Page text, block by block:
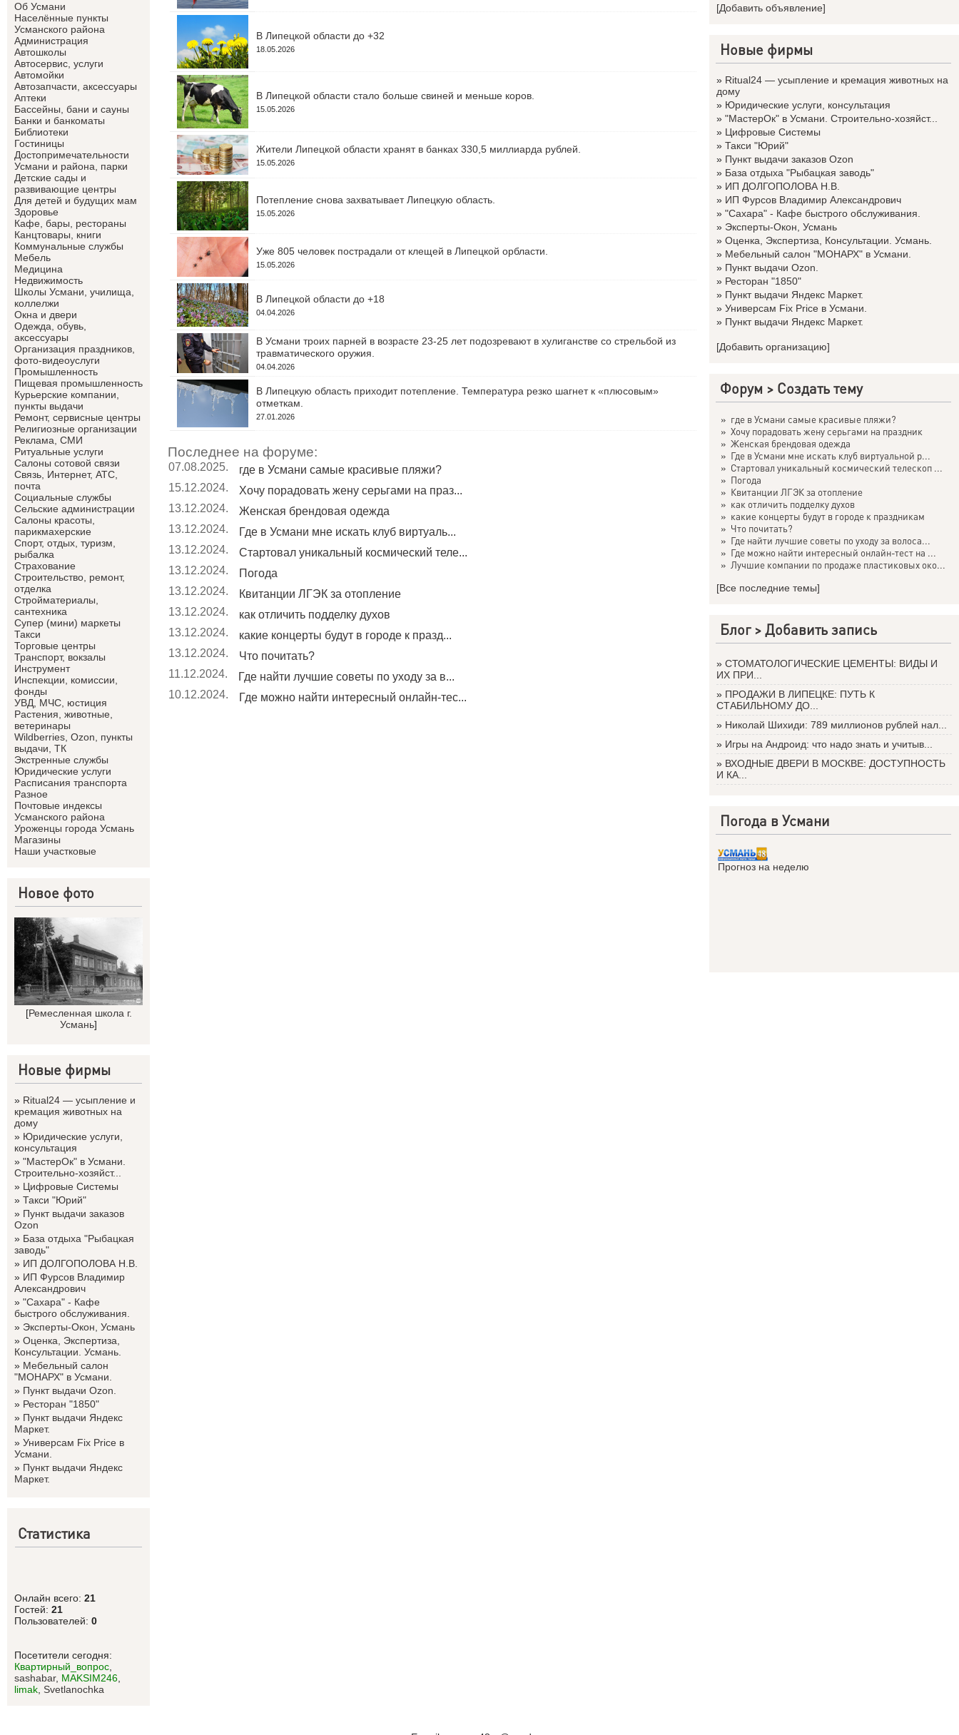
Об Усмани
Населённые пункты
Усманского района
Администрация
Автошколы
Автосервис, услуги
Автомойки
Автозапчасти, аксессуары
Аптеки
Бассейны, бани и сауны
Банки и банкоматы
Библиотеки
Гостиницы
Достопримечательности
Усмани и района, парки
Детские сады и
развивающие центры
Для детей и будущих мам
Здоровье
Кафе, бары, рестораны
Канцтовары, книги
Коммунальные службы
Мебель
Медицина
Недвижимость
Школы Усмани, училища,
коллелжи
Окна и двери
Одежда, обувь,
аксессуары
Организация праздников,
фото-видеоуслуги
Промышленность
Пищевая промышленность
Курьерские компании,
пункты выдачи
Ремонт, сервисные центры
Религиозные организации
Реклама, СМИ
Ритуальные услуги
Салоны сотовой связи
Связь, Интернет, АТС,
почта
Социальные службы
Сельские администрации
Салоны красоты,
парикмахерские
Спорт, отдых, туризм,
рыбалка
Страхование
Строительство, ремонт,
отделка
Cтройматериалы,
сантехника
Супер (мини) маркеты
Такси
Торговые центры
Транспорт, вокзалы
Инструмент
Инспекции, комиссии,
фонды
УВД, МЧС, юстиция
Растения, животные,
ветеринары
Wildberries, Ozon, пункты
выдачи, ТК
Экстренные службы
Юридические услуги
Расписания транспорта
Разное
Почтовые индексы
Усманского района
Уроженцы города Усмань
Магазины
Наши участковые
Новое фото
[Ремесленная школа г.
Усмань]
Новые фирмы
» Ritual24 — усыпление и
кремация животных на
дому
» Юридические услуги,
консультация
» "МастерОк" в Усмани.
Строительно-хозяйст...
» Цифровые Системы
» Такси "Юрий"
» Пункт выдачи заказов
Ozon
» База отдыха "Рыбацкая
заводь"
» ИП ДОЛГОПОЛОВА Н.В.
» ИП Фурсов Владимир
Александрович
» "Сахара" - Кафе
быстрого обслуживания.
» Эксперты-Окон, Усмань
» Оценка, Экспертиза,
Консультации. Усмань.
» Мебельный салон
"МОНАРХ" в Усмани.
» Пункт выдачи Ozon.
» Ресторан "1850"
» Пункт выдачи Яндекс
Маркет.
» Универсам Fix Price в
Усмани.
» Пункт выдачи Яндекс
Маркет.
Статистика
Онлайн всего: 21
Гостей: 21
Пользователей: 0
Посетители сегодня:
Квартирный_вопрос
sashabar, MAKSIM246
limak Svetlanоchka
В Липецкой области до +32
18.05.2026
В Липецкой области стало больше свиней и меньше коров.
15.05.2026
Жители Липецкой области хранят в банках 330,5 миллиарда рублей.
15.05.2026
Потепление снова захватывает Липецкую область.
15.05.2026
Уже 805 человек пострадали от клещей в Липецкой орбласти.
15.05.2026
В Липецкой области до +18
04.04.2026
В Усмани троих парней в возрасте 23-25 лет подозревают в хулиганстве со стрельбой из
травматического оружия.
04.04.2026
В Липецкую область приходит потепление. Температура резко шагнет к «плюсовым»
отметкам.
27.01.2026
Последнее на форуме:
07.08.2025.
где в Усмани самые красивые пляжи?
15.12.2024.
Хочу порадовать жену серьгами на праз...
13.12.2024.
Женская брендовая одежда
13.12.2024.
Где в Усмани мне искать клуб виртуаль...
13.12.2024.
Стартовал уникальный космический теле...
13.12.2024.
Погода
13.12.2024.
Квитанции ЛГЭК за отопление
13.12.2024.
как отличить подделку духов
13.12.2024.
какие концерты будут в городе к празд...
13.12.2024.
Что почитать?
11.12.2024.
Где найти лучшие советы по уходу за в...
10.12.2024.
Где можно найти интересный онлайн-тес...
[Добавить объявление]
Новые фирмы
» Ritual24 — усыпление и кремация животных на
дому
» Юридические услуги, консультация
» "МастерОк" в Усмани. Строительно-хозяйст...
» Цифровые Системы
» Такси "Юрий"
» Пункт выдачи заказов Ozon
» База отдыха "Рыбацкая заводь"
» ИП ДОЛГОПОЛОВА Н.В.
» ИП Фурсов Владимир Александрович
» "Сахара" - Кафе быстрого обслуживания.
» Эксперты-Окон, Усмань
» Оценка, Экспертиза, Консультации. Усмань.
» Мебельный салон "МОНАРХ" в Усмани.
» Пункт выдачи Ozon.
» Ресторан "1850"
» Пункт выдачи Яндекс Маркет.
» Универсам Fix Price в Усмани.
» Пункт выдачи Яндекс Маркет.
[Добавить организацию]
Форум > Создать тему
» где в Усмани самые красивые пляжи?
» Хочу порадовать жену серьгами на праздник
» Женская брендовая одежда
» Где в Усмани мне искать клуб виртуальной р...
» Стартовал уникальный космический телескоп ...
» Погода
» Квитанции ЛГЭК за отопление
» как отличить подделку духов
» какие концерты будут в городе к праздникам
» Что почитать?
» Где найти лучшие советы по уходу за волоса...
» Где можно найти интересный онлайн-тест на ...
» Лучшие компании по продаже пластиковых око...
[Все последние темы]
Блог >Добавить запись
» СТОМАТОЛОГИЧЕСКИЕ ЦЕМЕНТЫ: ВИДЫ И
ИХ ПРИ...
» ПРОДАЖИ В ЛИПЕЦКЕ: ПУТЬ К
СТАБИЛЬНОМУ ДО...
» Николай Шихиди: 789 миллионов рублей нал...
» Игры на Андроид: что надо знать и учитыв...
» ВХОДНЫЕ ДВЕРИ В МОСКВЕ: ДОСТУПНОСТЬ
И КА...
Погода в Усмани
Прогноз на неделю